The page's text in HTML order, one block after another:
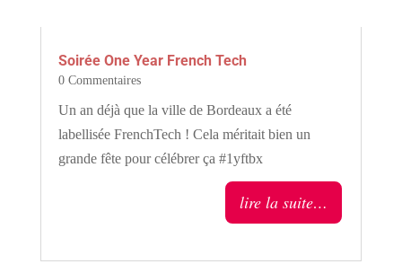
Soirée One Year French Tech
0 Commentaires
Un an déjà que la ville de Bordeaux a été
labellisée FrenchTech ! Cela méritait bien un
grande fête pour célébrer ça #1yftbx
lire la suite…